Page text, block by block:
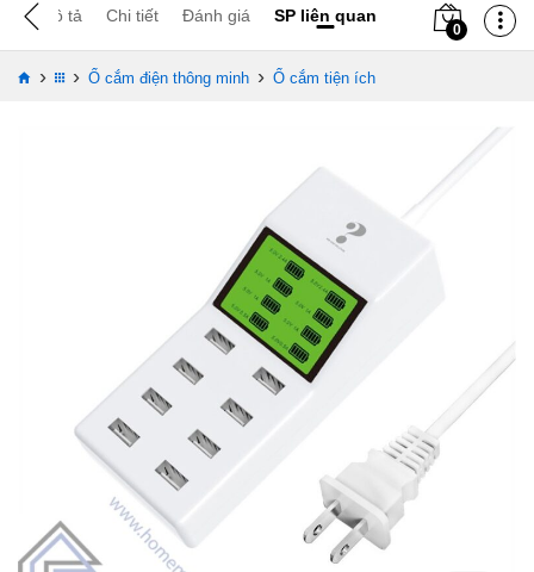
Mô tả Chi tiết Đánh giá SP liên quan
0
› › Ổ cắm điện thông minh › Ổ cắm tiện ích